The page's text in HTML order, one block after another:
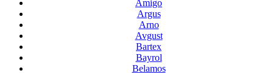
Amigo
Argus
Arno
Avgust
Bartex
Bayrol
Belamos